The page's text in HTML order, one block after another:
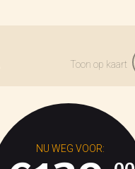
Toon op kaart